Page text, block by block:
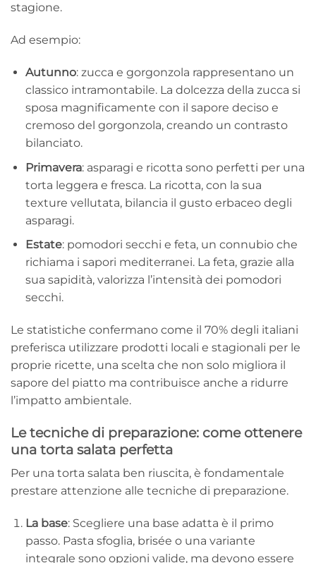
stagione.
Ad esempio:
Autunno: zucca e gorgonzola rappresentano un
classico intramontabile. La dolcezza della zucca si
sposa magnificamente con il sapore deciso e
cremoso del gorgonzola, creando un contrasto
bilanciato.
Primavera: asparagi e ricotta sono perfetti per una
torta leggera e fresca. La ricotta, con la sua
texture vellutata, bilancia il gusto erbaceo degli
asparagi.
Estate: pomodori secchi e feta, un connubio che
richiama i sapori mediterranei. La feta, grazie alla
sua sapidità, valorizza l’intensità dei pomodori
secchi.
Le statistiche confermano come il 70% degli italiani
preferisca utilizzare prodotti locali e stagionali per le
proprie ricette, una scelta che non solo migliora il
sapore del piatto ma contribuisce anche a ridurre
l’impatto ambientale.
Le tecniche di preparazione: come ottenere
una torta salata perfetta
Per una torta salata ben riuscita, è fondamentale
prestare attenzione alle tecniche di preparazione.
La base: Scegliere una base adatta è il primo
passo. Pasta sfoglia, brisée o una variante
integrale sono opzioni valide, ma devono essere